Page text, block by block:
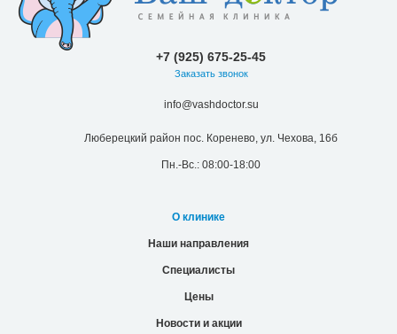
+7 (925) 675-25-45
Заказать звонок
info@vashdoctor.su
Люберецкий район пос. Коренево, ул. Чехова, 16б
Пн.-Вс.: 08:00-18:00
О клинике
Наши направления
Специалисты
Цены
Новости и акции